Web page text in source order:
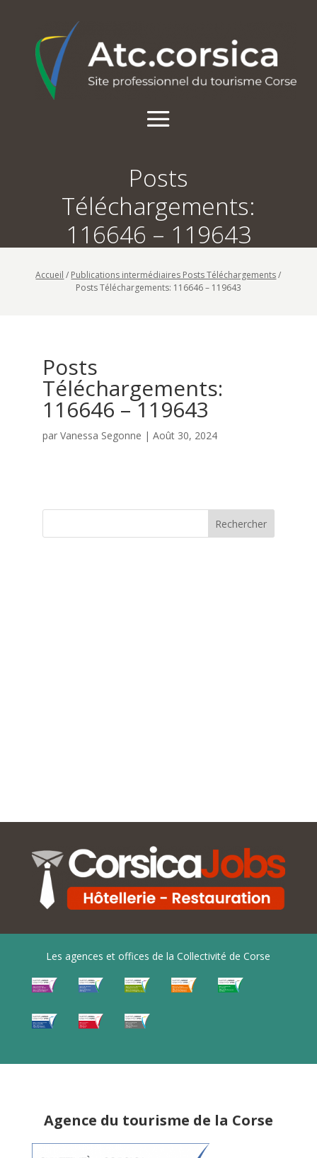
Posts
Téléchargements:
116646 – 119643
Accueil / Publications intermédiaires Posts Téléchargements/
Posts Téléchargements: 116646 – 119643
Posts
Téléchargements:
116646 – 119643
par Vanessa Segonne | Août 30, 2024
Rechercher
Les agences et offices de la Collectivité de Corse
Agence du tourisme de la Corse